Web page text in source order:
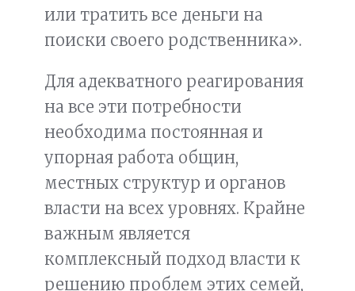
или тратить все деньги на
поиски своего родственника».
Для адекватного реагирования
на все эти потребности
необходима постоянная и
упорная работа общин,
местных структур и органов
власти на всех уровнях. Крайне
важным является
комплексный подход власти к
решению проблем этих семей,